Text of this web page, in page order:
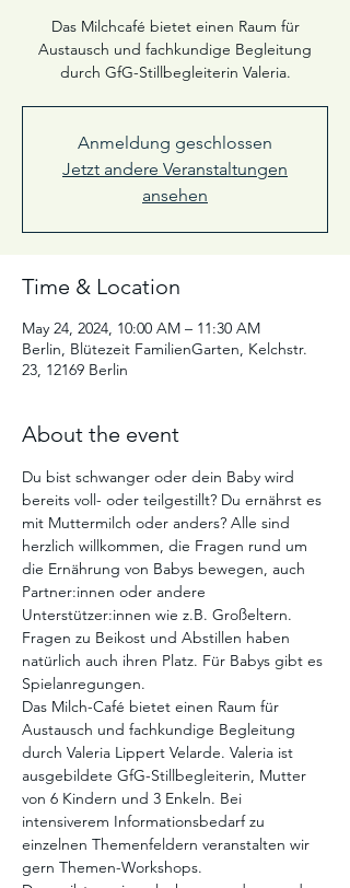
Das Milchcafé bietet einen Raum für
Austausch und fachkundige Begleitung
durch GfG-Stillbegleiterin Valeria.
Anmeldung geschlossen
Jetzt andere Veranstaltungen
ansehen
Time & Location
May 24, 2024, 10:00 AM – 11:30 AM
Berlin, Blütezeit FamilienGarten, Kelchstr.
23, 12169 Berlin
About the event
Du bist schwanger oder dein Baby wird
bereits voll- oder teilgestillt? Du ernährst es
mit Muttermilch oder anders? Alle sind
herzlich willkommen, die Fragen rund um
die Ernährung von Babys bewegen, auch
Partner:innen oder andere
Unterstützer:innen wie z.B. Großeltern.
Fragen zu Beikost und Abstillen haben
natürlich auch ihren Platz. Für Babys gibt es
Spielanregungen.
Das Milch-Café bietet einen Raum für
Austausch und fachkundige Begleitung
durch Valeria Lippert Velarde. Valeria ist
ausgebildete GfG-Stillbegleiterin, Mutter
von 6 Kindern und 3 Enkeln. Bei
intensiverem Informationsbedarf zu
einzelnen Themenfeldern veranstalten wir
gern Themen-Workshops.